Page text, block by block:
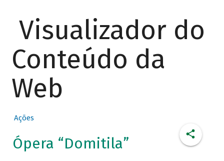
Visualizador do
Conteúdo da
Web
Ações
Ópera “Domitila”